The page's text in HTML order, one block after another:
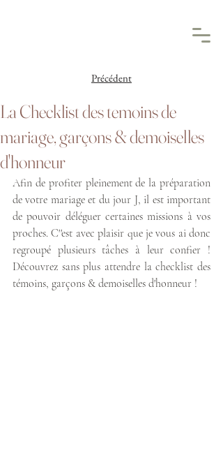
Précédent
La Checklist des temoins de
mariage, garçons & demoiselles
d'honneur
Afin de profiter pleinement de la préparation
de votre mariage et du jour J, il est important
de pouvoir déléguer certaines missions à vos
proches. C''est avec plaisir que je vous ai donc
regroupé plusieurs tâches à leur confier !
Découvrez sans plus attendre la checklist des
témoins, garçons & demoiselles d'honneur !